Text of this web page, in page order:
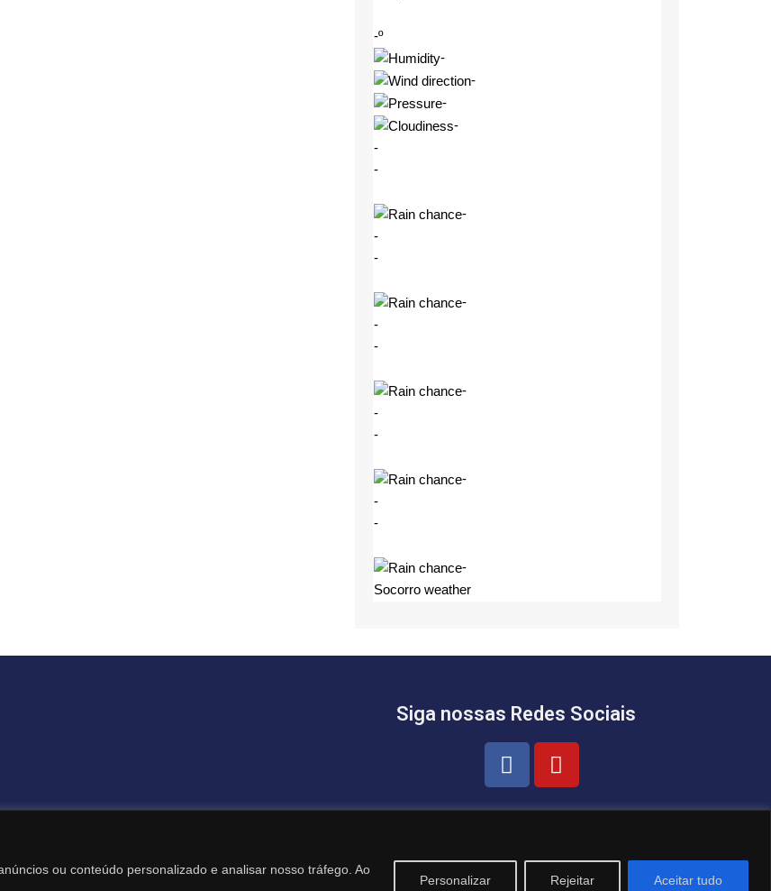
ou conteúdo personalizado e analisar nosso tráfego. Ao
Personalizar Rejeitar Aceitar tudo
-º
-
-
-
-
-
-
-
-
-
-
-
-
-
-
-
-
-
-
-
Socorro weather
Siga nossas Redes Sociais
Web: Itamar Mariano – (19) 99131-1969